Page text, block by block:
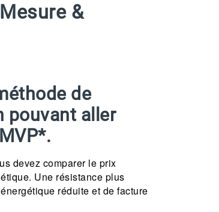
&
de
pouvant aller
devez comparer le prix
Une résistance plus
réduite et de facture